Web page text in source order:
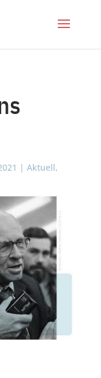
| Aktuell,